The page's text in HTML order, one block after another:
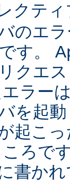
クテ
のエ
す。
クエ
ラー
を起
起こ
ろで
書か